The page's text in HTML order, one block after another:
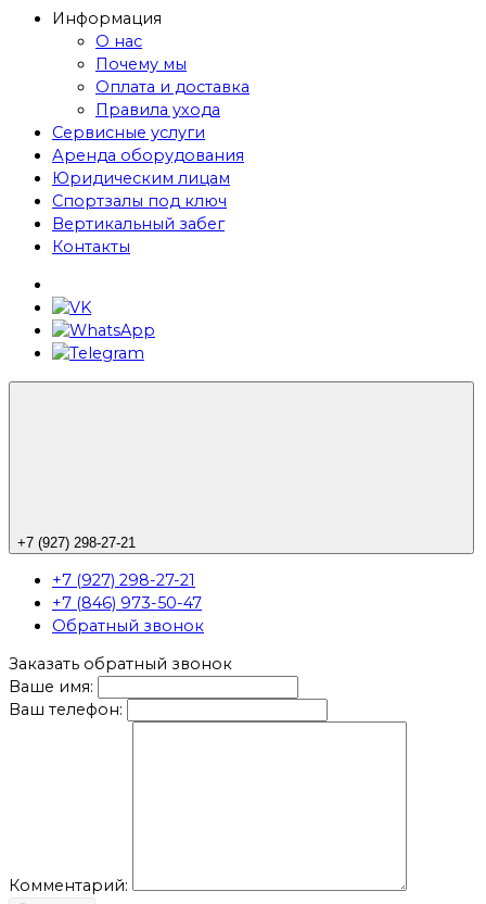
Информация
О нас
Почему мы
Оплата и доставка
Правила ухода
Сервисные услуги
Аренда оборудования
Юридическим лицам
Спортзалы под ключ
Вертикальный забег
Контакты
+7 (927) 298-27-21
+7 (927) 298-27-21
+7 (846) 973-50-47
Обратный звонок
Заказать обратный звонок
Ваше имя:
Ваш телефон:
Комментарий: